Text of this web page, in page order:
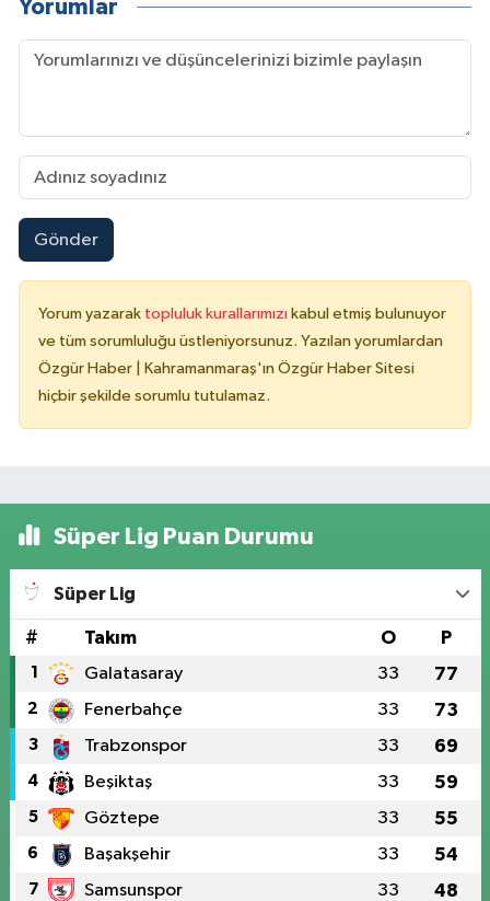
Yorumlar
Gönder
Yorum yazarak topluluk kurallarımızı kabul etmiş bulunuyor
ve tüm sorumluluğu üstleniyorsunuz. Yazılan yorumlardan
Özgür Haber | Kahramanmaraş'ın Özgür Haber Sitesi
hiçbir şekilde sorumlu tutulamaz.
Süper Lig Puan Durumu
Süper Lig
# Takım O P
1 Galatasaray 33 77
2 Fenerbahçe 33 73
3 Trabzonspor 33 69
4 Beşiktaş 33 59
5 Göztepe 33 55
6 Başakşehir 33 54
7 Samsunspor 33 48